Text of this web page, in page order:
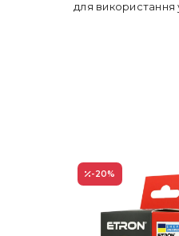
для використання
-20%